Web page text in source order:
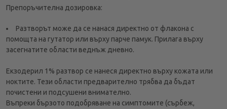
Препоръчителна дозировка:
Разтворът може да се нанася директно от флакона с
помощта на гутатор или върху парче памук. Прилага върху
засегнатите области веднъж дневно.
Екзодерил 1% разтвор се нанеся директно върху кожата или
ноктите. Тези области предварително трябва да бъдат
почистени и подсушени внимателно.
Въпреки бързото подобряване на симптомите (сърбеж,